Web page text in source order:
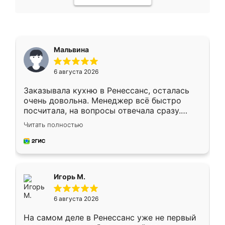
Мальвина
6 августа 2026
Заказывала кухню в Ренессанс, осталась
очень довольна. Менеджер всё быстро
посчитала, на вопросы отвечала сразу.
Замерщик приехал в субботу, подошёл к
делу со всей ответственностью. Собрали
за день, ребята работали аккуратно, даже
Читать полностью
Игорь М.
6 августа 2026
На самом деле в Ренессанс уже не первый